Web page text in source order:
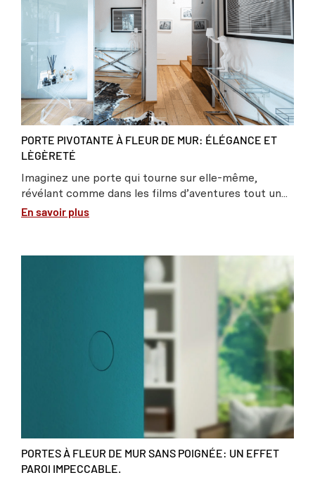
PORTE PIVOTANTE À FLEUR DE MUR: ÉLÉGANCE ET
LÈGÈRETÉ
Imaginez une porte qui tourne sur elle-même,
révélant comme dans les films d’aventures tout un...
En savoir plus
PORTES À FLEUR DE MUR SANS POIGNÉE: UN EFFET
PAROI IMPECCABLE.